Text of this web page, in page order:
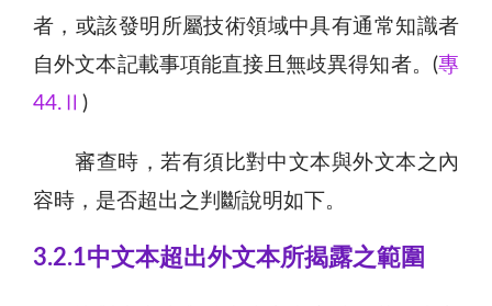
者，或該發明所屬技術領域中具有通常知識者
自外文本記載事項能直接且無歧異得知者。(專
44.Ⅱ )
審查時，若有須比對中文本與外文本之內
容時，是否超出之判斷說明如下。
3.2.1中文本超出外文本所揭露之範圍